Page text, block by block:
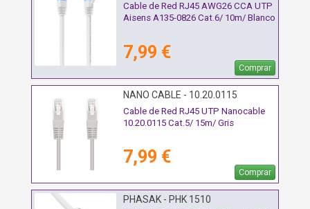
Cable de Red RJ45 AWG26 CCA UTP
Aisens A135-0826 Cat.6/ 10m/ Blanco
7,99 €
Comprar
NANO CABLE - 10.20.0115
Cable de Red RJ45 UTP Nanocable
10.20.0115 Cat.5/ 15m/ Gris
7,99 €
Comprar
PHASAK - PHK 1510